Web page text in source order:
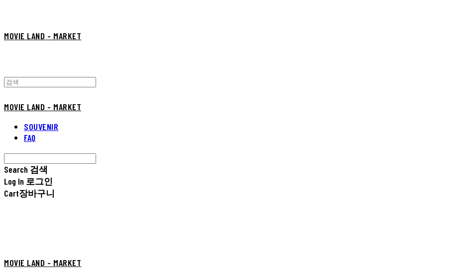
MOVIE LAND - MARKET
MOVIE LAND - MARKET
SOUVENIR
FAQ
Search 검색
Log In 로그인
Cart장바구니
MOVIE LAND - MARKET